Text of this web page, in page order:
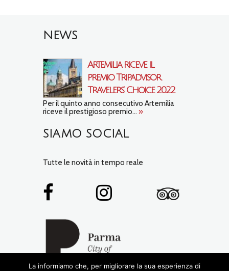
NEWS
Artemilia riceve il
premio Tripadvisor
Travelers’ Choice 2022
Per il quinto anno consecutivo Artemilia
riceve il prestigioso premio... »
SIAMO SOCIAL
Tutte le novità in tempo reale
La informiamo che, per migliorare la sua esperienza di